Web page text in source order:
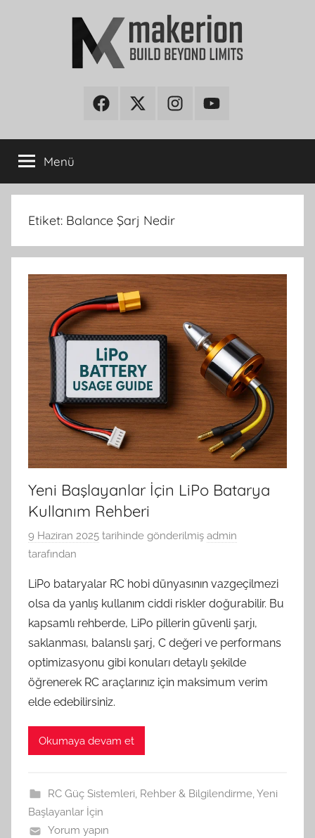
makerionFacebookTwitter InstagramYoutube
Menü
Etiket: Balance Şarj Nedir
Yeni Başlayanlar İçin LiPo Batarya
Kullanım Rehberi
9 Haziran 2025 tarihinde gönderilmiş admin
tarafından
LiPo bataryalar RC hobi dünyasının vazgeçilmezi
olsa da yanlış kullanım ciddi riskler doğurabilir. Bu
kapsamlı rehberde, LiPo pillerin güvenli şarjı,
saklanması, balanslı şarj, C değeri ve performans
optimizasyonu gibi konuları detaylı şekilde
öğrenerek RC araçlarınız için maksimum verim
elde edebilirsiniz.
Okumaya devam et
RC Güç Sistemleri, Rehber & Bilgilendirme,Yeni
Başlayanlar İçin
Yorum yapın